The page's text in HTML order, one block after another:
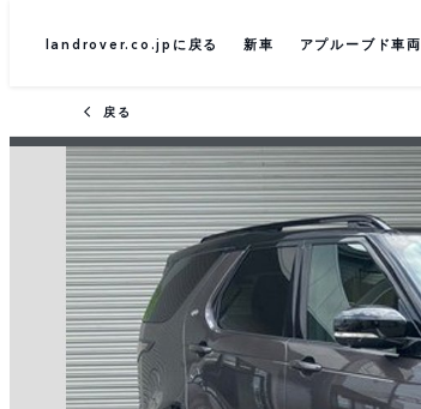
landrover.co.jpに戻る 新車 アプルーブド車両
戻る